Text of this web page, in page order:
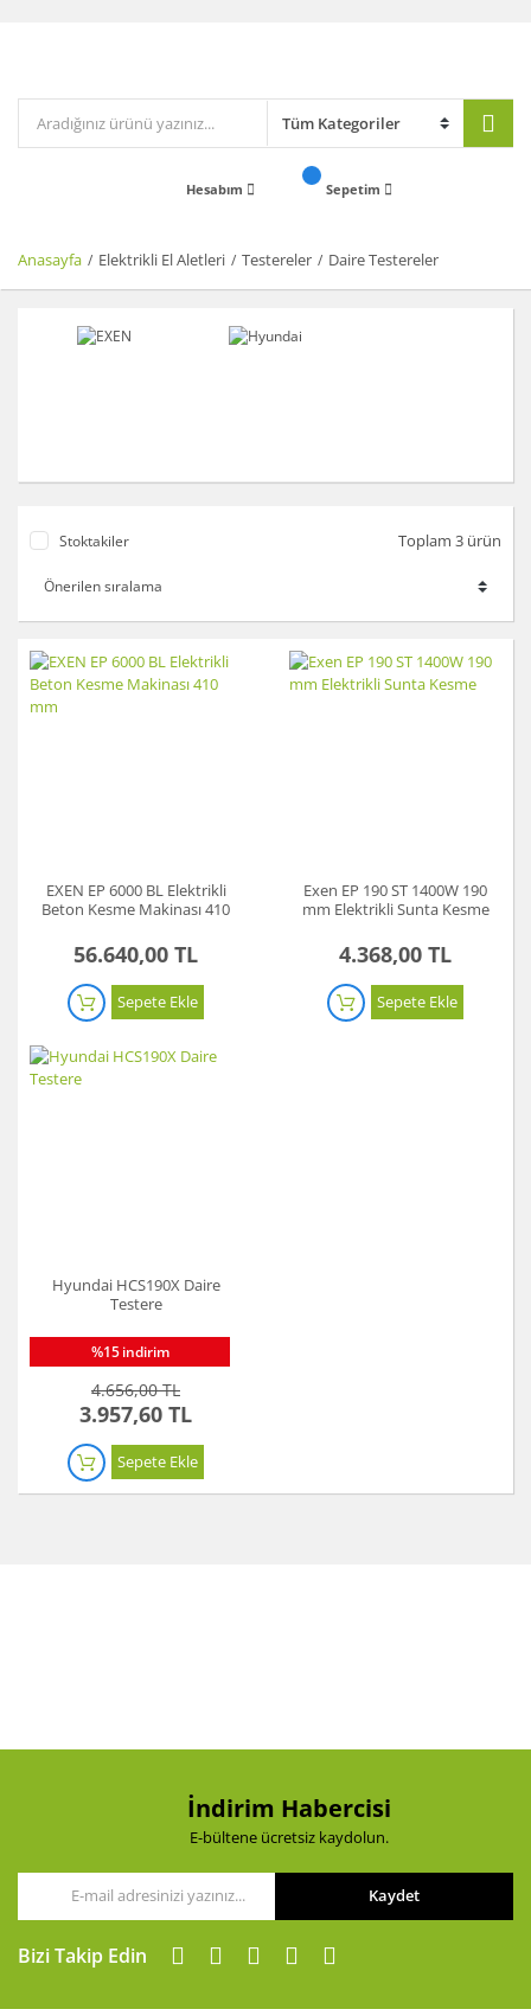
Hesabım Sepetim
Anasayfa Elektrikli El Aletleri Testereler Daire Testereler
Stoktakiler Toplam 3 ürün
EXEN EP 6000 BL Elektrikli
Beton Kesme Makinası 410
56.640,00 TL
Sepete Ekle
Exen EP 190 ST 1400W 190
mm Elektrikli Sunta Kesme
4.368,00 TL
Sepete Ekle
Hyundai HCS190X Daire
Testere
%15 indirim
4.656,00 TL
3.957,60 TL
Sepete Ekle
İndirim Habercisi
E-bültene ücretsiz kaydolun.
Kaydet
Bizi Takip Edin